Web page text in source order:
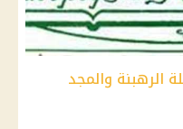
الرهبنة والمجد